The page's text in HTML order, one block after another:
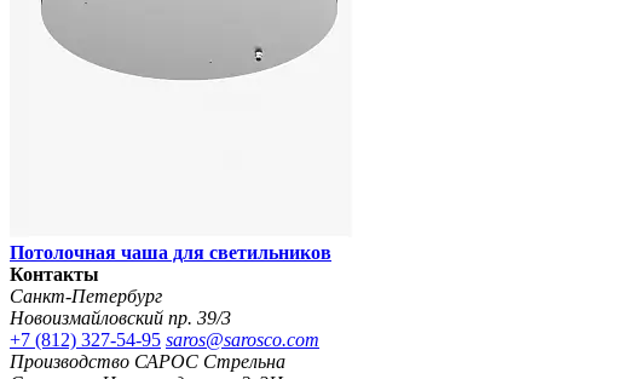
Потолочная чаша для светильников
Контакты
Санкт-Петербург
Новоизмайловский пр. 39/3
+7 (812) 327-54-95 saros@sarosco.com
Производство САРОС Стрельна